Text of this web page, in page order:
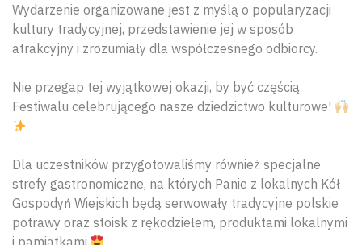
Wydarzenie organizowane jest z myślą o popularyzacji
kultury tradycyjnej, przedstawienie jej w sposób
atrakcyjny i zrozumiały dla współczesnego odbiorcy.
Nie przegap tej wyjątkowej okazji, by być częścią
Festiwalu celebrującego nasze dziedzictwo kulturowe!
Dla uczestników przygotowaliśmy również specjalne
strefy gastronomiczne, na których Panie z lokalnych Kół
Gospodyń Wiejskich będą serwowały tradycyjne polskie
potrawy oraz stoisk z rękodziełem, produktami lokalnymi
i pamiątkami.